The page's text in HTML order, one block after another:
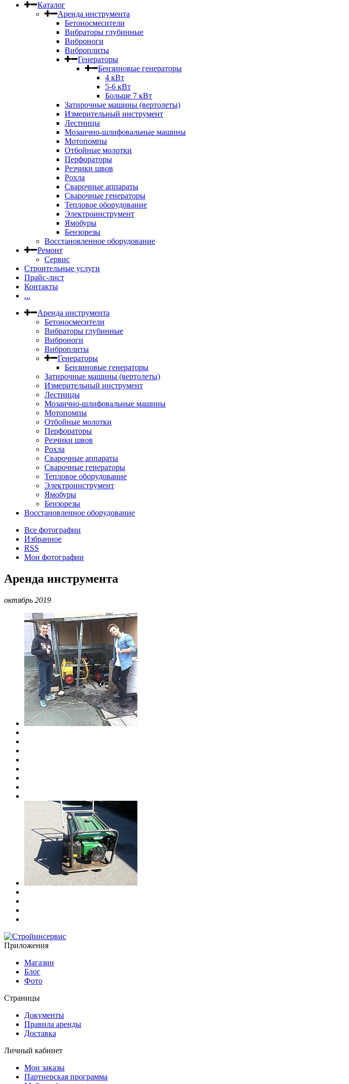
Каталог
Аренда инструмента
Бетоносмесители
Вибраторы глубинные
Виброноги
Виброплиты
Генераторы
Бензиновые генераторы
4 кВт
5-6 кВт
Больше 7 кВт
Затирочные машины (вертолеты)
Измерительный инструмент
Лестницы
Мозаично-шлифовальные машины
Мотопомпы
Отбойные молотки
Перфораторы
Резчики швов
Рохла
Сварочные аппараты
Сварочные генераторы
Тепловое оборудование
Электроинструмент
Ямобуры
Бензорезы
Восстановленное оборудование
Ремонт
Сервис
Строительные услуги
Прайс-лист
Контакты
...
Аренда инструмента
Бетоносмесители
Вибраторы глубинные
Виброноги
Виброплиты
Генераторы
Бензиновые генераторы
Затирочные машины (вертолеты)
Измерительный инструмент
Лестницы
Мозаично-шлифовальные машины
Мотопомпы
Отбойные молотки
Перфораторы
Резчики швов
Рохла
Сварочные аппараты
Сварочные генераторы
Тепловое оборудование
Электроинструмент
Ямобуры
Бензорезы
Восстановленное оборудование
Все фотографии
Избранное
RSS
Мои фотографии
Аренда инструмента
октябрь 2019
Приложения
Магазин
Блог
Фото
Страницы
Документы
Правила аренды
Доставка
Личный кабинет
Мои заказы
Партнерская программа